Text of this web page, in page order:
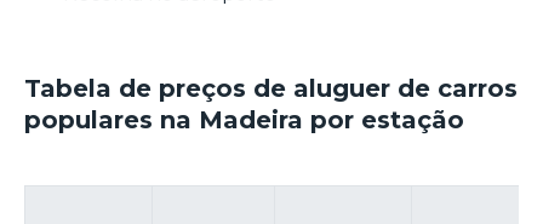
Tabela de preços de aluguer de carros
populares na Madeira por estação